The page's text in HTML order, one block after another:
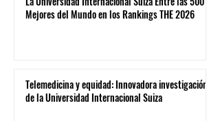
Mejores del Mundo en los Rankings THE 2026
Telemedicina y equidad: Innovadora investigación
de la Universidad Internacional Suiza